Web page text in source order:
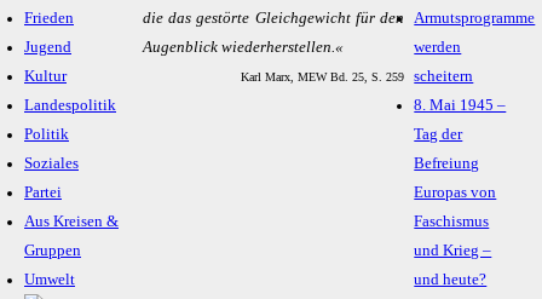
Frieden
Jugend
Kultur
Landespolitik
Politik
Soziales
Partei
Aus Kreisen &
Gruppen
Umwelt
die das ge­stör­te Gleich­ge­wicht für den
Au­gen­blick wie­der­her­stel­len.«
Karl Marx, MEW Bd. 25, S. 259
Armutsprogramme
werden
scheitern
8. Mai 1945 –
Tag der
Befreiung
Europas von
Faschismus
und Krieg –
und heute?